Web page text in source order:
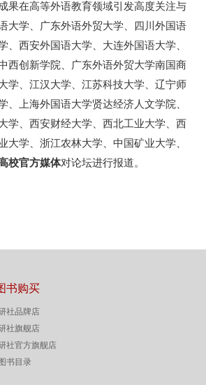
果在高等外语教育领域引发高度关注与
大学、广东外语外贸大学、四川外国语
、西安外国语大学、大连外国语大学、
西创新学院、广东外语外贸大学南国商
学、江汉大学、江苏科技大学、辽宁师
、上海外国语大学贤达经济人文学院、
学、西安财经大学、西北工业大学、西
大学、浙江农林大学、中国矿业大学、
校官方媒体对论坛进行报道。
书购买
社品牌店
社旗舰店
社官方旗舰店
书目录